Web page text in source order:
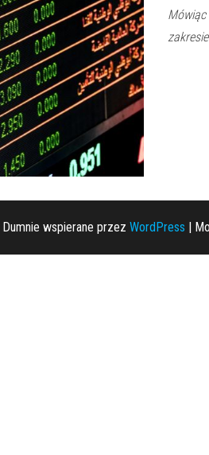
Dumnie wspierane przez WordPress